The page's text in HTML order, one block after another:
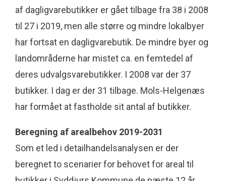
af dagligvarebutikker er gået tilbage fra 38 i 2008
til 27 i 2019, men alle større og mindre lokalbyer
har fortsat en dagligvarebutik. De mindre byer og
landområderne har mistet ca. en femtedel af
deres udvalgsvarebutikker. I 2008 var der 37
butikker. I dag er der 31 tilbage. Mols-Helgenæs
har formået at fastholde sit antal af butikker.
Beregning af arealbehov 2019-2031
Som et led i detailhandelsanalysen er der
beregnet to scenarier for behovet for areal til